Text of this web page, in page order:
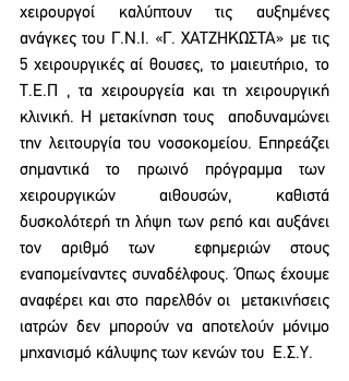
χειρουργοί καλύπτουν τις αυξημένες
ανάγκες του Γ.Ν.Ι. «Γ. ΧΑΤΖΗΚΩΣΤΑ» με τις
5 χειρουργικές αί θουσες, το μαιευτήριο, το
Τ.Ε.Π , τα χειρουργεία και τη χειρουργική
κλινική. Η μετακίνηση τους  αποδυναμώνει
την λειτουργία του νοσοκομείου. Επηρεάζει
σημαντικά το πρωινό πρόγραμμα των
χειρουργικών αιθουσών, καθιστά
δυσκολότερή τη λήψη των ρεπό και αυξάνει
τον αριθμό των  εφημεριών στους
εναπομείναντες συναδέλφους. Όπως έχουμε
αναφέρει και στο παρελθόν οι  μετακινήσεις
ιατρών δεν μπορούν να αποτελούν μόνιμο
μηχανισμό κάλυψης των κενών του  Ε.Σ.Υ.